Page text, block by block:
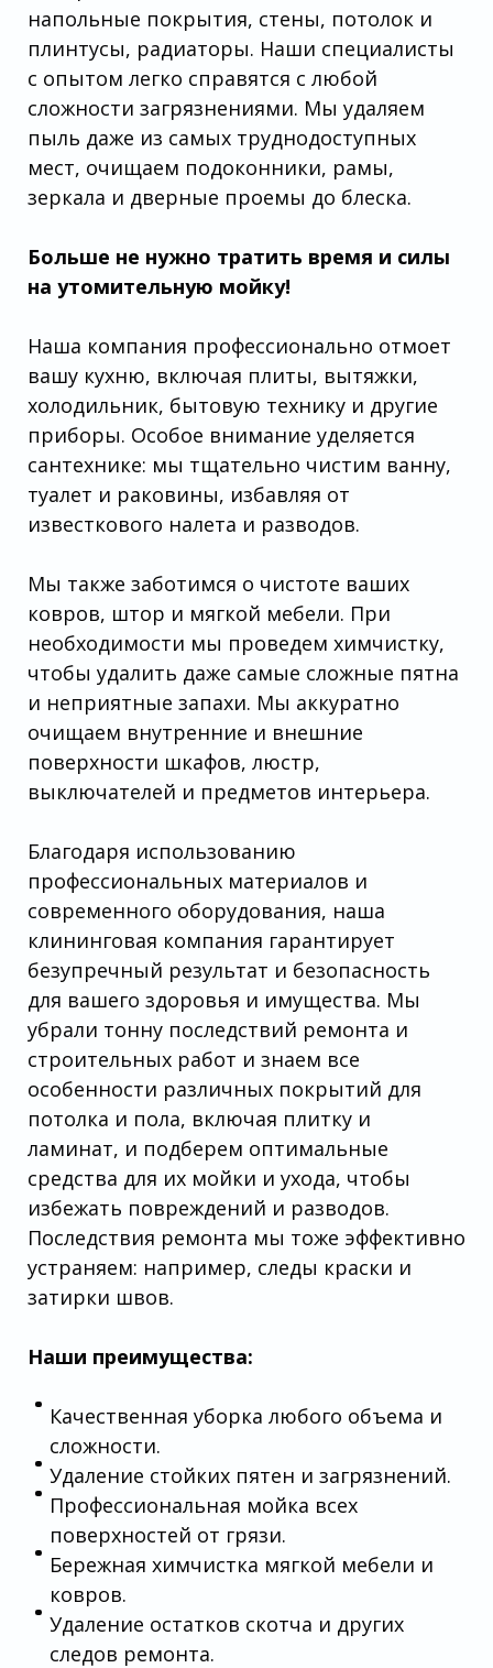
напольные покрытия, стены, потолок и
плинтусы, радиаторы. Наши специалисты
с опытом легко справятся с любой
сложности загрязнениями. Мы удаляем
пыль даже из самых труднодоступных
мест, очищаем подоконники, рамы,
зеркала и дверные проемы до блеска.
Больше не нужно тратить время и силы
на утомительную мойку!
Наша компания профессионально отмоет
вашу кухню, включая плиты, вытяжки,
холодильник, бытовую технику и другие
приборы. Особое внимание уделяется
сантехнике: мы тщательно чистим ванну,
туалет и раковины, избавляя от
известкового налета и разводов.
Мы также заботимся о чистоте ваших
ковров, штор и мягкой мебели. При
необходимости мы проведем химчистку,
чтобы удалить даже самые сложные пятна
и неприятные запахи. Мы аккуратно
очищаем внутренние и внешние
поверхности шкафов, люстр,
выключателей и предметов интерьера.
Благодаря использованию
профессиональных материалов и
современного оборудования, наша
клининговая компания гарантирует
безупречный результат и безопасность
для вашего здоровья и имущества. Мы
убрали тонну последствий ремонта и
строительных работ и знаем все
особенности различных покрытий для
потолка и пола, включая плитку и
ламинат, и подберем оптимальные
средства для их мойки и ухода, чтобы
избежать повреждений и разводов.
Последствия ремонта мы тоже эффективно
устраняем: например, следы краски и
затирки швов.
Наши преимущества:
Качественная уборка любого объема и
сложности.
Удаление стойких пятен и загрязнений.
Профессиональная мойка всех
поверхностей от грязи.
Бережная химчистка мягкой мебели и
ковров.
Удаление остатков скотча и других
следов ремонта.